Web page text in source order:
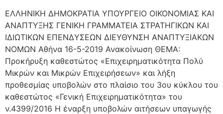
ΕΛΛΗΝΙΚΗ ΔΗΜΟΚΡΑΤΙΑ ΥΠΟΥΡΓΕΙΟ ΟΙΚΟΝΟΜΙΑΣ ΚΑΙ
ΑΝΑΠΤΥΞΗΣ ΓΕΝΙΚΗ ΓΡΑΜΜΑΤΕΙΑ ΣΤΡΑΤΗΓΙΚΩΝ ΚΑΙ
ΙΔΙΩΤΙΚΩΝ ΕΠΕΝΔΥΣΕΩΝ ΔΙΕΥΘΥΝΣΗ ΑΝΑΠΤΥΞΙΑΚΩΝ
ΝΟΜΩΝ Αθήνα 16-5-2019 Ανακοίνωση ΘΕΜΑ:
Προκήρυξη καθεστώτος «Επιχειρηματικότητα Πολύ
Μικρών και Μικρών Επιχειρήσεων» και λήξη
προθεσμίας υποβολών στο πλαίσιο του 3ου κύκλου του
καθεστώτος «Γενική Επιχειρηματικότητα» του
ν.4399/2016 Η έναρξη υποβολών αιτήσεων υπαγωγής